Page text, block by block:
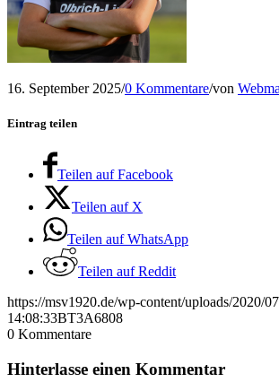
16. September 2025/0 Kommentare/von
Eintrag teilen
Teilen auf Facebook
Teilen auf X
Teilen auf WhatsApp
Teilen auf Reddit
https://msv1920.de/wp-content/uploads/2020/
14:08:33BT3A6808
0 Kommentare
Hinterlasse einen Kommentar